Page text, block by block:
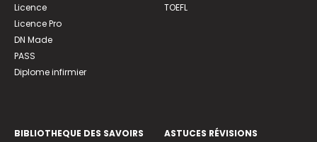
Licence
Licence Pro
DN Made
PASS
Diplome infirmier
TOEFL
BIBLIOTHEQUE DES SAVOIRS
ASTUCES RÉVISIONS